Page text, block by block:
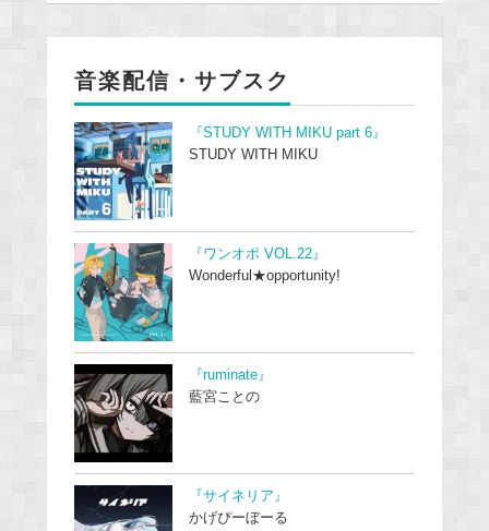
音楽配信・サブスク
『STUDY WITH MIKU part 6』
STUDY WITH MIKU
『ワンオポ VOL.22』
Wonderful★opportunity!
『ruminate』
藍宮ことの
『サイネリア』
かげぴーぼーる